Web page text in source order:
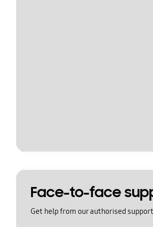
Face-to-face
Get help from our authorised